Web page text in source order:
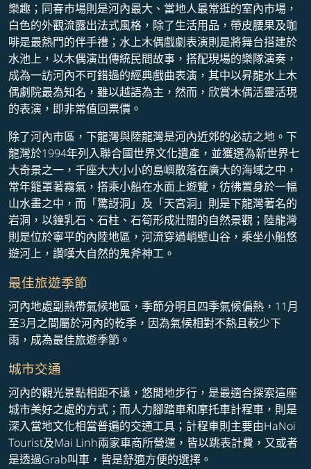
樂趣；同春市場則是河內最大、當地人最常逛的室內市場，
白色的外觀流露出法式風格，除了生活用品，帶皮腰果及咖
啡是最熱門的伴手禮；水上木偶戲劇表演則是將舞台搭建於
水池上，以木偶演出傳統民間故事，搭配現場的樂隊演奏，
成為一訪河內不可錯過的經典戲曲表演，其中以昇龍水上木
偶劇院最為知名，雖以越語為主，然而，欣賞木偶活靈活現
的表演，即非常值回票價。
除了河內市區，下龍灣與陸龍灣是河內近郊的必訪之地。下
龍灣於1994年列入聯合國世界文化遺產，並獲選為新世界七
大奇景之一，千座大大小小的島嶼散落在廣大的海域之中，
常年籠罩著霧氣，搭乘小船在水面上遊覽，彷彿置身於一幅
山水畫之中，而「驚訝洞」及「天宮洞」則是下龍灣著名的
岩洞，以鐘乳石、石柱、石筍形成壯闊的自然景觀；陸龍灣
則是位於寧平的內陸地區，河流穿過峭壁山谷，乘坐小船悠
遊河上，讚嘆大自然的鬼斧神工。
最佳旅遊季節
河內地處副熱帶氣候地區，季節分明且四季氣候偏熱，11月
至3月之間屬於河內的乾季，因為氣候相對不熱且較少下
雨，成為最佳旅遊季節。
城市交通
河內的觀光景點相距不遠，悠閒地步行，是最適合探索這座
城市美好之處的方式；而人力腳踏車和摩托車計程車，則是
深入當地文化相當普遍的交通工具；計程車則主要由HaNoi
Tourist及Mai Linh兩家車商所營運，皆以跳表計費，又或者
是透過Grab叫車，皆是舒適方便的選擇。